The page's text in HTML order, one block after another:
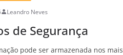
Leandro Neves
de Segurança
pode ser armazenada nos mais